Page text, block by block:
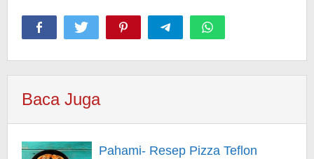
Baca Juga
Pahami- Resep Pizza Teflon